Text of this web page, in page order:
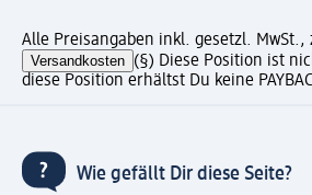
Alle Preisangaben inkl. gesetzl. MwSt.,
Versandkosten (§) Diese Position ist
diese Position erhältst Du keine
Wie gefällt Dir diese Seite?